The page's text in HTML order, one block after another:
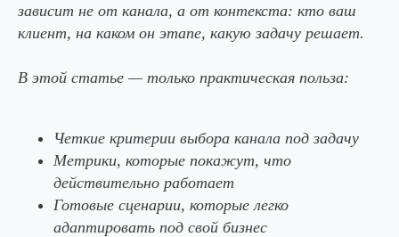
зависит не от канала, а от контекста: кто ваш
клиент, на каком он этапе, какую задачу решает.
В этой статье — только практическая польза:
Четкие критерии выбора канала под задачу
Метрики, которые покажут, что
действительно работает
Готовые сценарии, которые легко
адаптировать под свой бизнес